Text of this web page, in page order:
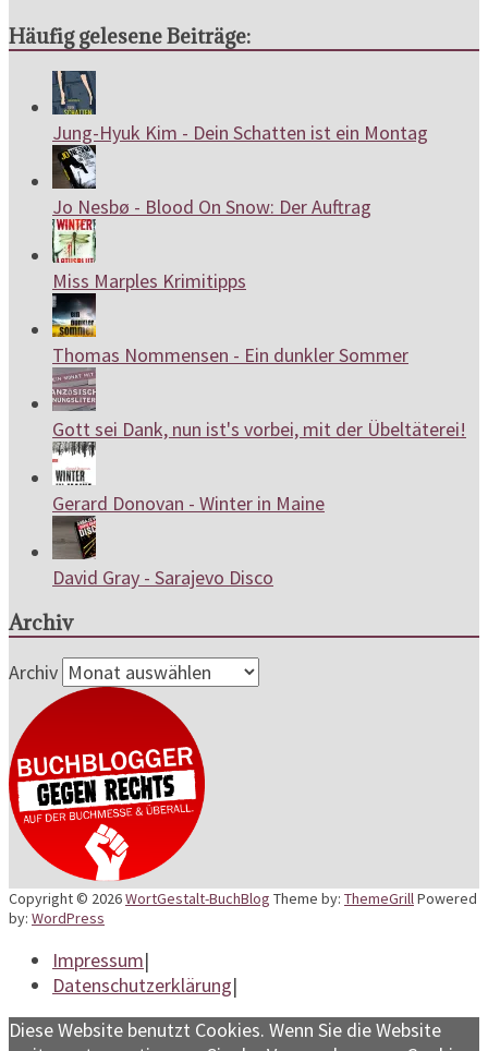
Häufig gelesene Beiträge:
Jung-Hyuk Kim - Dein Schatten ist ein Montag
Jo Nesbø - Blood On Snow: Der Auftrag
Miss Marples Krimitipps
Thomas Nommensen - Ein dunkler Sommer
Gott sei Dank, nun ist's vorbei, mit der Übeltäterei!
Gerard Donovan - Winter in Maine
David Gray - Sarajevo Disco
Archiv
Archiv
Copyright © 2026WortGestalt-BuchBlog Theme by: ThemeGrillPowered
by: WordPress
Impressum|
Datenschutzerklärung|
Diese Website benutzt Cookies. Wenn Sie die Website